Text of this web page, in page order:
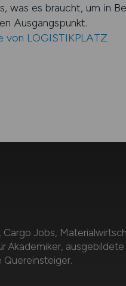
was es braucht, um in
Ausgangspunkt.
von LOGISTIKPLATZ
Jobs,
Akademiker, ausgebildete
Quereinsteiger.